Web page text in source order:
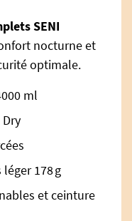
SENI
nocturne et
optimale.
ml
178 g
et ceinture